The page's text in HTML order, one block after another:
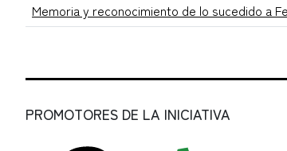
Memoria y reconocimiento de lo sucedido a
PROMOTORES DE LA INICIATIVA